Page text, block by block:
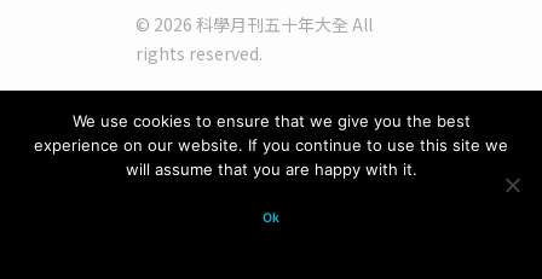
© 2026 科學月刊五十年大全 All
rights reserved.
We use cookies to ensure that we give you the best
experience on our website. If you continue to use this site we
will assume that you are happy with it.
Ok